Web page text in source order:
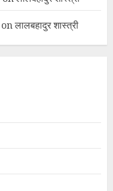
onलालबहादुर शास्त्री